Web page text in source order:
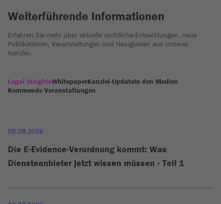
Weiterführende Informationen
Erfahren Sie mehr über aktuelle rechtliche Entwicklungen, neue
Publikationen, Veranstaltungen und Neuigkeiten aus unserer
Kanzlei.
Legal insightsWhitepaperKanzlei-UpdateIn den Medien
Kommende Veranstaltungen
05.08.2026
Die E-Evidence-Verordnung kommt: Was
Diensteanbieter jetzt wissen müssen - Teil 1